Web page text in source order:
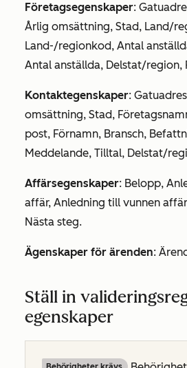
Företagsegenskaper:
Årlig omsättning, Stad, Land/
Land-/regionkod, Antal
Antal anställda, Delstat/region,
Kontaktegenskaper:
omsättning, Stad,
post, Förnamn, Bransch,
Meddelande, Tilltal, Delstat/
Affärsegenskaper: Belopp,
affär, Anledning till vunnen
Nästa steg.
Ägenskaper för ärenden:
Ställ in
egenskaper